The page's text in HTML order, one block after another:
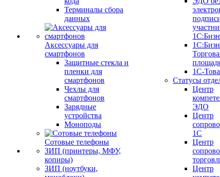
Терминалы сбора
данных
Аксессуары для
смартфонов
Защитные стекла и
пленки для
смартфонов
Чехлы для
смартфонов
Зарядные
устройства
Моноподы
Сотовые телефоны
ЗИП (принтеры, МФУ,
копиры)
ЗИП (ноутбуки,
1С-
Статусы
Центр
ЭДО
Центр
1С
Центр
Центр